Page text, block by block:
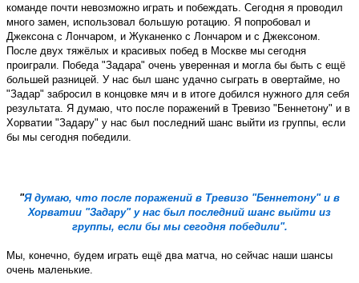
команде почти невозможно играть и побеждать. Сегодня я проводил
много замен, использовал большую ротацию. Я попробовал и
Джексона с Лончаром, и Жуканенко с Лончаром и с Джексоном.
После двух тяжёлых и красивых побед в Москве мы сегодня
проиграли. Победа "Задара" очень уверенная и могла бы быть с ещё
большей разницей. У нас был шанс удачно сыграть в овертайме, но
"Задар" забросил в концовке мяч и в итоге добился нужного для себя
результата. Я думаю, что после поражений в Тревизо "Беннетону" и в
Хорватии "Задару" у нас был последний шанс выйти из группы, если
бы мы сегодня победили.
"Я думаю, что после поражений в Тревизо "Беннетону" и в
Хорватии "Задару" у нас был последний шанс выйти из
группы, если бы мы сегодня победили".
Мы, конечно, будем играть ещё два матча, но сейчас наши шансы
очень маленькие.